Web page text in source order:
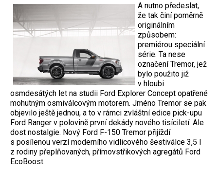
A nutno předeslat,
že tak činí poměrně
originálním
způsobem:
premiérou speciální
série. Ta nese
označení Tremor, jež
bylo použito již
v hloubi
osmdesátých let na studii Ford Explorer Concept opatřené
mohutným osmiválcovým motorem. Jméno Tremor se pak
objevilo ještě jednou, a to v rámci zvláštní edice pick-upu
Ford Ranger v polovině první dekády nového tisíciletí. Ale
dost nostalgie. Nový Ford F-150 Tremor přijíždí
s posílenou verzí moderního vidlicového šestiválce 3,5 l
z rodiny přeplňovaných, přímovstřikových agregátů Ford
EcoBoost.